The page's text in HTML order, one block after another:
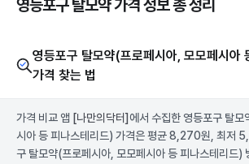
영등포구 탈모약 가격 정보 총 정리
영등포구 탈모약(프로페시아, 모모페시아
가격 찾는 법
가격 비교 앱 [나만의닥터] 에서 수집한 영등포구 탈모
시아 등 피나스테리드) 가격은 평균 8,270원, 최저
구 탈모약(프로페시아, 모모페시아 등 피나스테리드)